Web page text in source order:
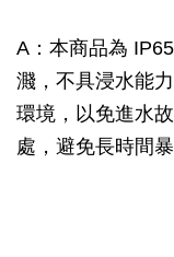
A：本商品為
濺，不具浸水能
環境，以免進水
處，避免長時間